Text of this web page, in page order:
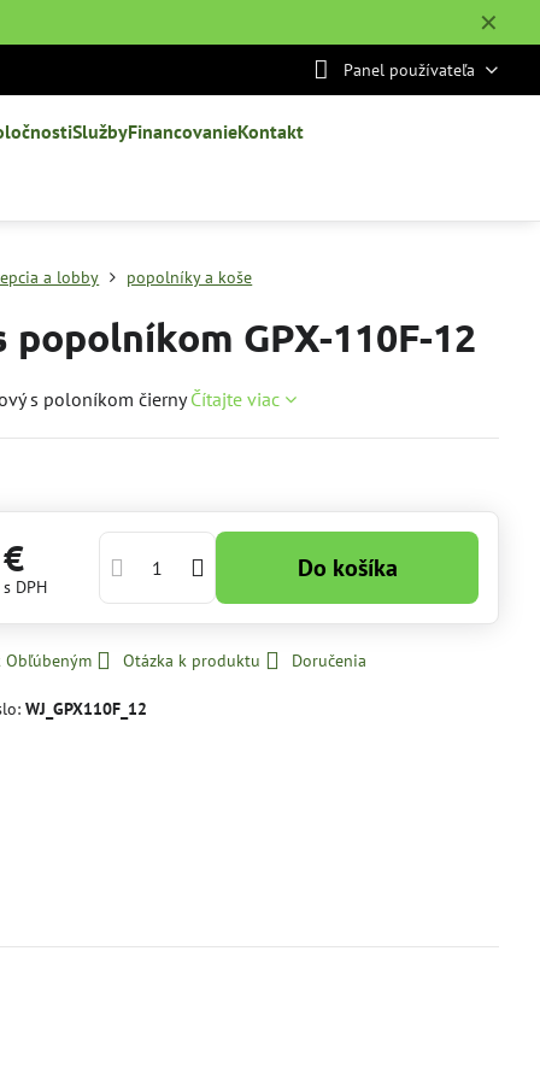
✕
Panel používateľa
SlužbyFinancovanieKontakt
a lobby popolníky a koše
popolníkom GPX-110F-12
s poloníkom čiernyČítajte viac
s DPH
Do košíka
Obľúbeným Otázka k produktu Doručenia
WJ_GPX110F_12